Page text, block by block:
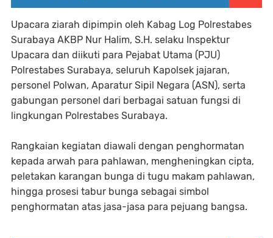
Upacara ziarah dipimpin oleh Kabag Log Polrestabes
Surabaya AKBP Nur Halim, S.H. selaku Inspektur
Upacara dan diikuti para Pejabat Utama (PJU)
Polrestabes Surabaya, seluruh Kapolsek jajaran,
personel Polwan, Aparatur Sipil Negara (ASN), serta
gabungan personel dari berbagai satuan fungsi di
lingkungan Polrestabes Surabaya.
Rangkaian kegiatan diawali dengan penghormatan
kepada arwah para pahlawan, mengheningkan cipta,
peletakan karangan bunga di tugu makam pahlawan,
hingga prosesi tabur bunga sebagai simbol
penghormatan atas jasa-jasa para pejuang bangsa.